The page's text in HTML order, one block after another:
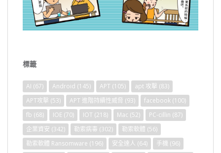
標籤
AI (67) Android (145) APT (105) apt 攻擊 (83)
APT攻擊 (53) APT 進階持續性威脅 (93) facebook (100)
fb (68) IOE (70) IOT (218) Mac (52) PC-cillin (87)
企業資安 (342) 勒索病毒 (302) 勒索軟體 (56)
勒索軟體 Ransomware (196) 安全達人 (64) 手機 (96)